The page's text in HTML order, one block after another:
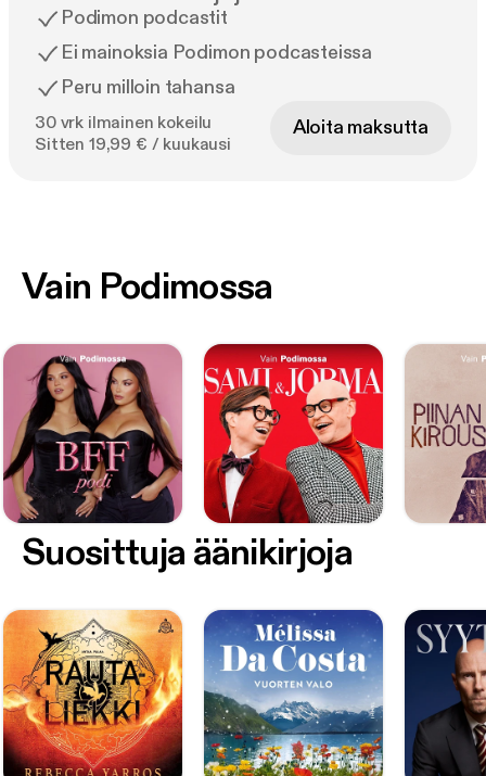
Podimon podcastit
Ei mainoksia Podimon podcasteissa
Peru milloin tahansa
30 vrk ilmainen kokeilu
Sitten 19,99 € / kuukausi
Aloita maksutta
Vain Podimossa
Suosittuja äänikirjoja